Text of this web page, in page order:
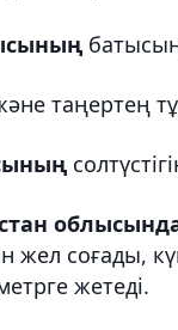
таңертең
жел соғады,
жетеді.